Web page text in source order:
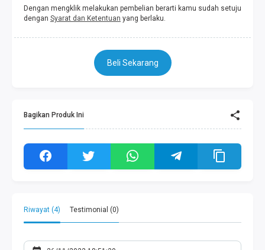
Dengan mengklik melakukan pembelian berarti kamu sudah setuju
dengan Syarat dan Ketentuan yang berlaku.
Beli Sekarang
Bagikan Produk Ini
Riwayat (4) Testimonial (0)